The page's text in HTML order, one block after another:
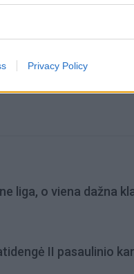
Privacy Policy
anksčiau puošęs
liga, o viena dažna
II pasaulinio